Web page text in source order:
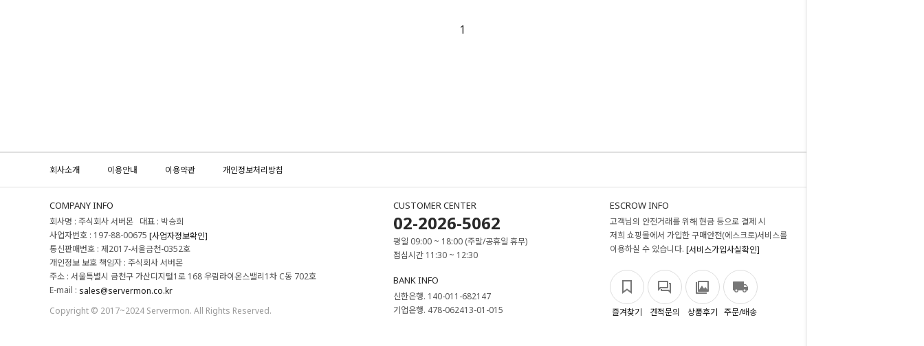
1
회사소개 이용안내 이용약관 개인정보처리방침
COMPANY INFO
회사명 : 주식회사 서버몬 대표 : 박승희
사업자번호 : 197-88-00675 [사업자정보확인]
통신판매번호 : 제2017-서울금천-0352호
개인정보 보호 책임자 : 주식회사 서버몬
주소 : 서울특별시 금천구 가산디지털1로 168 우림라이온스밸리1차 C동 702호
E-mail : sales@servermon.co.kr
Copyright © 2017~2024 Servermon. All Rights Reserved.
CUSTOMER CENTER
02-2026-5062
평일 09:00 ~ 18:00 (주말/공휴일 휴무)
점심시간 11:30 ~ 12:30
BANK INFO
신한은행. 140-011-682147
기업은행. 478-062413-01-015
ESCROW INFO
고객님의 안전거래를 위해 현금 등으로 결제 시
저희 쇼핑몰에서 가입한 구매안전(에스크로)서비스를
이용하실 수 있습니다. [서비스가입사실확인]
즐겨찾기 견적문의 상품후기 주문/배송